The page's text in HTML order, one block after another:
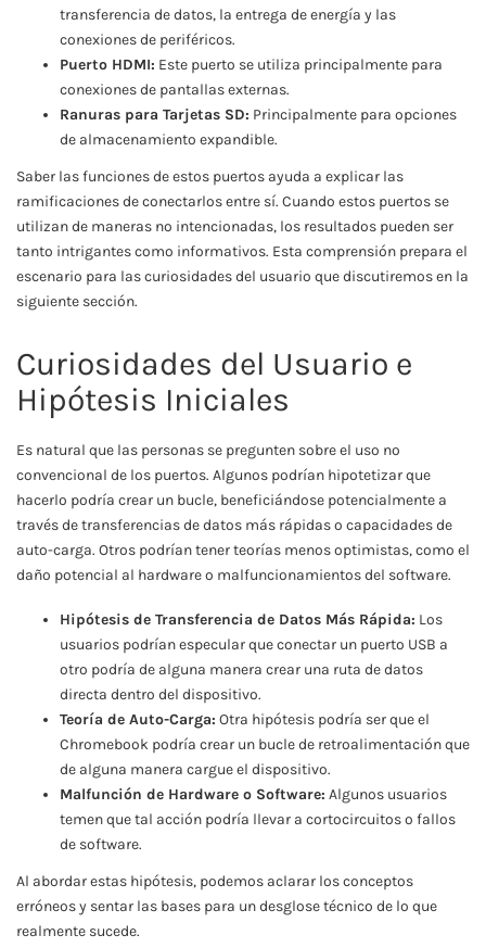
transferencia de datos, la entrega de energía y las
conexiones de periféricos.
Puerto HDMI: Este puerto se utiliza principalmente para
conexiones de pantallas externas.
Ranuras para Tarjetas SD: Principalmente para opciones
de almacenamiento expandible.
Saber las funciones de estos puertos ayuda a explicar las
ramificaciones de conectarlos entre sí. Cuando estos puertos se
utilizan de maneras no intencionadas, los resultados pueden ser
tanto intrigantes como informativos. Esta comprensión prepara el
escenario para las curiosidades del usuario que discutiremos en la
siguiente sección.
Curiosidades del Usuario e
Hipótesis Iniciales
Es natural que las personas se pregunten sobre el uso no
convencional de los puertos. Algunos podrían hipotetizar que
hacerlo podría crear un bucle, beneficiándose potencialmente a
través de transferencias de datos más rápidas o capacidades de
auto-carga. Otros podrían tener teorías menos optimistas, como el
daño potencial al hardware o malfuncionamientos del software.
Hipótesis de Transferencia de Datos Más Rápida: Los
usuarios podrían especular que conectar un puerto USB a
otro podría de alguna manera crear una ruta de datos
directa dentro del dispositivo.
Teoría de Auto-Carga: Otra hipótesis podría ser que el
Chromebook podría crear un bucle de retroalimentación que
de alguna manera cargue el dispositivo.
Malfunción de Hardware o Software: Algunos usuarios
temen que tal acción podría llevar a cortocircuitos o fallos
de software.
Al abordar estas hipótesis, podemos aclarar los conceptos
erróneos y sentar las bases para un desglose técnico de lo que
realmente sucede.